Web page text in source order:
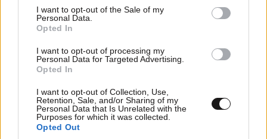
consent section.
I want to opt-out of the Sale of my
Personal Data.
Opted In
I want to opt-out of processing my
Personal Data for Targeted Advertising.
Opted In
I want to opt-out of Collection, Use,
Retention, Sale, and/or Sharing of my
Personal Data that Is Unrelated with the
Purposes for which it was collected.
Opted Out